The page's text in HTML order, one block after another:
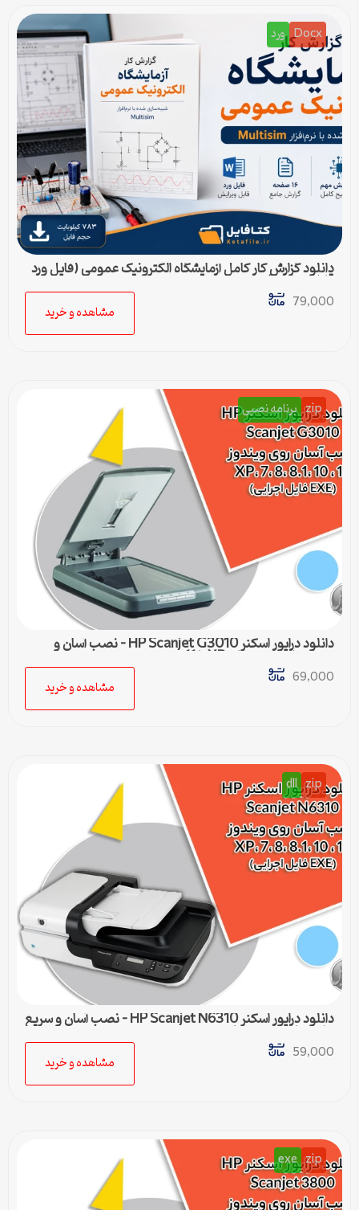
Docx ورد
دانلود گزارش کار کامل آزمایشگاه الکترونیک عمومی (فایل ورد
قابل ویرایش)
79,000
مشاهده و خرید
zip برنامه نصبی
دانلود درایور اسکنر HP Scanjet G3010 – نصب آسان و
سریع برای ویندوزهای XP تا 11
69,000
مشاهده و خرید
zip
dll
دانلود درایور اسکنر HP Scanjet N6310 – نصب آسان و سریع
برای تمامی ویندوزها
59,000
مشاهده و خرید
zip
exe